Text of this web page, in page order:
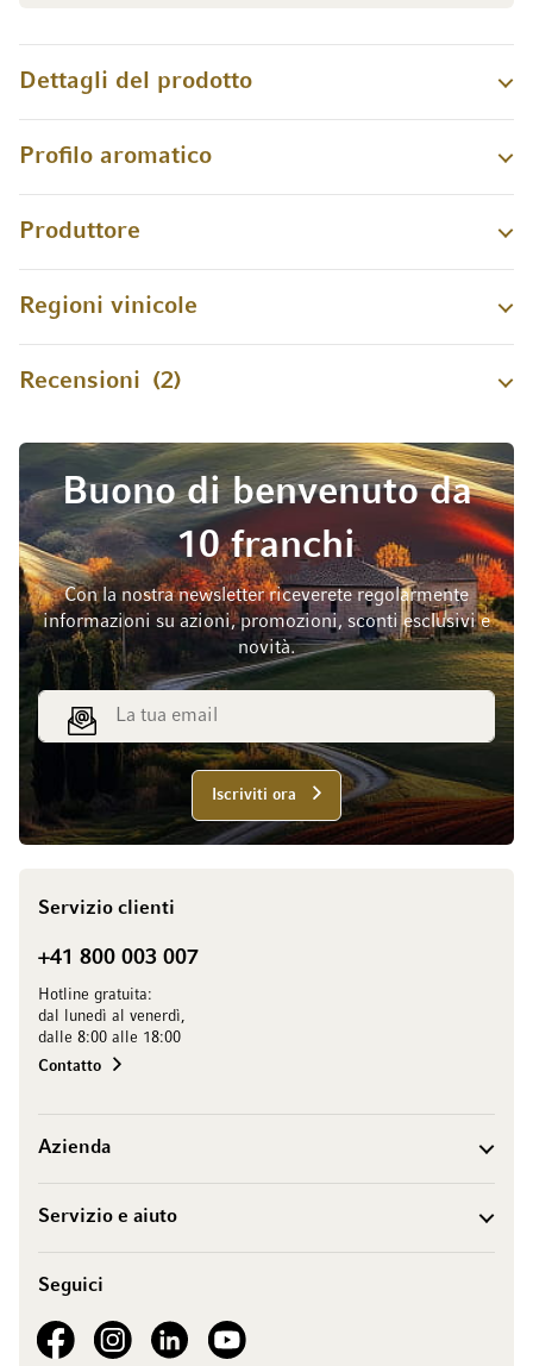
Dettagli del prodotto
Profilo aromatico
Produttore
Regioni vinicole
Recensioni 2
Buono di benvenuto da
10 franchi
Con la nostra newsletter riceverete regolarmente
informazioni su azioni, promozioni, sconti esclusivi e
novità.
Indirizzo email
Iscriviti ora
Servizio clienti
+41 800 003 007
Hotline gratuita:
dal lunedì al venerdì,
dalle 8:00 alle 18:00
Contatto
Azienda
Servizio e aiuto
Seguici
See our FacebookSee our Instagram account
See our LinkedInSee our YouTube channel